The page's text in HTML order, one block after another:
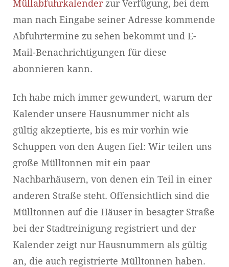
Müllabfuhrkalenderzur Verfügung, bei dem
man nach Eingabe seiner Adresse kommende
Abfuhrtermine zu sehen bekommt und E-
Mail-Benachrichtigungen für diese
abonnieren kann.
Ich habe mich immer gewundert, warum der
Kalender unsere Hausnummer nicht als
gültig akzeptierte, bis es mir vorhin wie
Schuppen von den Augen fiel: Wir teilen uns
große Mülltonnen mit ein paar
Nachbarhäusern, von denen ein Teil in einer
anderen Straße steht. Offensichtlich sind die
Mülltonnen auf die Häuser in besagter Straße
bei der Stadtreinigung registriert und der
Kalender zeigt nur Hausnummern als gültig
an, die auch registrierte Mülltonnen haben.